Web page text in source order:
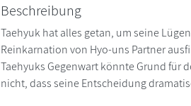
Beschreibung
Taehyuk hat alles getan, um seine
Reinkarnation von Hyo-uns Partner
Taehyuks Gegenwart könnte Grund für
nicht, dass seine Entscheidung